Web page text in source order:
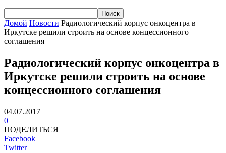
Домой Новости Радиологический корпус онкоцентра в
Иркутске решили строить на основе концессионного
соглашения
Радиологический корпус онкоцентра в
Иркутске решили строить на основе
концессионного соглашения
04.07.2017
0
ПОДЕЛИТЬСЯ
Facebook
Twitter